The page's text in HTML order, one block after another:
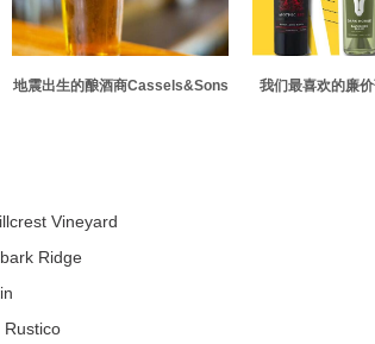
地震出生的酿酒商Cassels&Sons
我们最喜欢的廉
Vineyard
Ridge
Rustico